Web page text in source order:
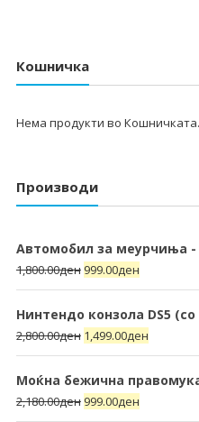
Кошничка
Нема продукти во Кошничката.
Производи
Автомобил за меурчиња -
1,800.00ден 999.00ден
Нинтендо конзола DS5
2,800.00ден 1,499.00ден
Моќна бежична
2,180.00ден 999.00ден